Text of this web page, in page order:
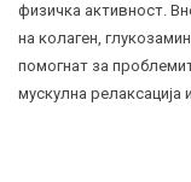
физичка активност.
на колаген,
помогнат за
мускулна релаксација